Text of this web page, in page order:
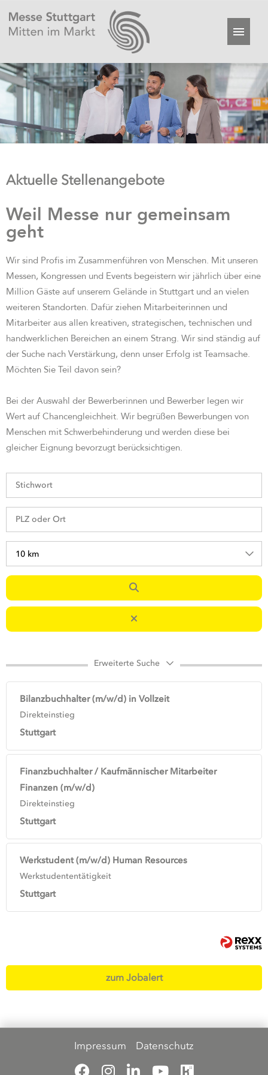
Aktuelle Stellenangebote
Weil Messe nur gemeinsam
geht
Wir sind Profis im Zusammenführen von Menschen. Mit unseren
Messen, Kongressen und Events begeistern wir jährlich über eine
Million Gäste auf unserem Gelände in Stuttgart und an vielen
weiteren Standorten. Dafür ziehen Mitarbeiterinnen und
Mitarbeiter aus allen kreativen, strategischen, technischen und
handwerklichen Bereichen an einem Strang. Wir sind ständig auf
der Suche nach Verstärkung, denn unser Erfolg ist Teamsache.
Möchten Sie Teil davon sein?
Bei der Auswahl der Bewerberinnen und Bewerber legen wir
Wert auf Chancengleichheit. Wir begrüßen Bewerbungen von
Menschen mit Schwerbehinderung und werden diese bei
gleicher Eignung bevorzugt berücksichtigen.
10 km
Erweiterte Suche
Bilanzbuchhalter (m/w/d) in Vollzeit
Direkteinstieg
Stuttgart
Finanzbuchhalter / Kaufmännischer Mitarbeiter
Finanzen (m/w/d)
Direkteinstieg
Stuttgart
Werkstudent (m/w/d) Human Resources
Werkstudententätigkeit
Stuttgart
zum Jobalert
Impressum Datenschutz